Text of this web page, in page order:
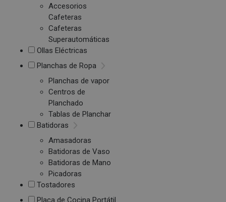
Accesorios
Cafeteras
Cafeteras
Superautomáticas
Ollas Eléctricas
Planchas de Ropa
Planchas de vapor
Centros de
Planchado
Tablas de Planchar
Batidoras
Amasadoras
Batidoras de Vaso
Batidoras de Mano
Picadoras
Tostadores
Placa de Cocina Portátil